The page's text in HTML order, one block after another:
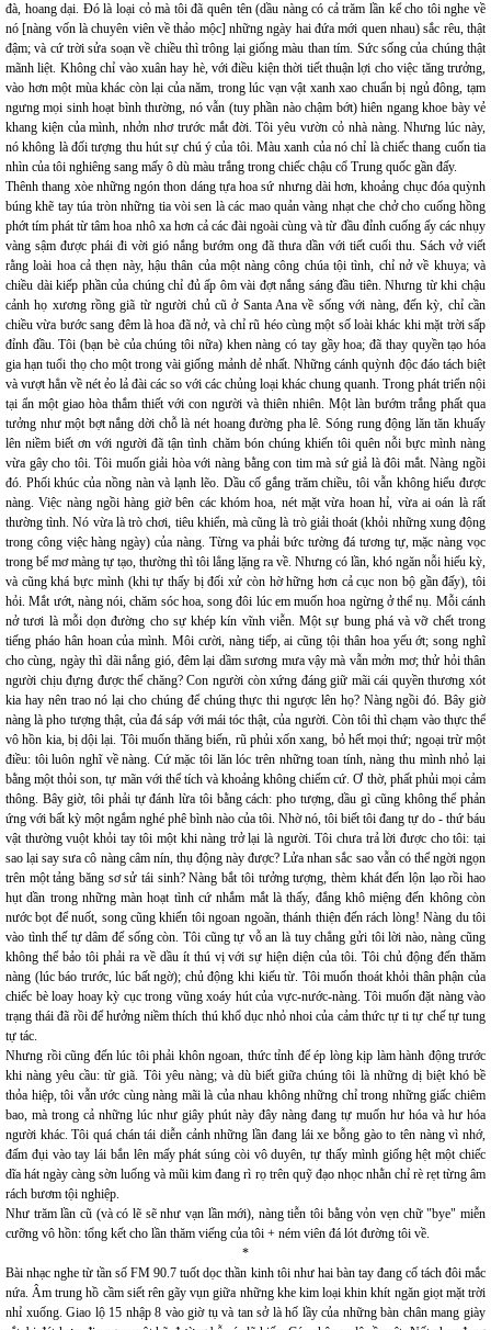
đà, hoang dại. Đó là loại cỏ mà tôi đã quên tên (dầu nàng có cả trăm lần kể cho tôi nghe về
nó [nàng vốn là chuyên viên về thảo mộc] những ngày hai đứa mới quen nhau) sắc rêu, thật
đậm; và cứ trời sửa soạn về chiều thì trông lại giống màu than tím. Sức sống của chúng thật
mãnh liệt. Không chỉ vào xuân hay hè, với điều kiện thời tiết thuận lợi cho việc tăng trưởng,
vào hơn một mùa khác còn lại của năm, trong lúc vạn vật xanh xao chuẩn bị ngủ đông, tạm
ngưng mọi sinh hoạt bình thường, nó vẫn (tuy phần nào chậm bớt) hiên ngang khoe bày vẻ
khang kiện của mình, nhởn nhơ trước mắt đời. Tôi yêu vườn cỏ nhà nàng. Nhưng lúc này,
nó không là đối tượng thu hút sự chú ý của tôi. Màu xanh của nó chỉ là chiếc thang cuốn tia
nhìn của tôi nghiêng sang mấy ô dù màu trắng trong chiếc chậu cổ Trung quốc gần đấy.
Thênh thang xòe những ngón thon dáng tựa hoa sứ nhưng dài hơn, khoảng chục đóa quỳnh
búng khẽ tay túa tròn những tia vòi sen là các mao quản vàng nhạt che chở cho cuống hồng
phớt tím phát từ tâm hoa nhô xa hơn cả các đài ngoài cùng và từ đầu đỉnh cuống ấy các nhụy
vàng sậm được phái đi vời gió nắng bướm ong đã thưa dần với tiết cuối thu. Sách vở viết
rằng loài hoa cả thẹn này, hậu thân của một nàng công chúa tội tình, chỉ nở về khuya; và
chiều dài kiếp phần của chúng chỉ đủ ấp ôm vài đợt nắng sáng đầu tiên. Nhưng từ khi chậu
cảnh họ xương rồng giã từ người chủ cũ ở Santa Ana về sống với nàng, đến kỳ, chỉ cần
chiều vừa bước sang đêm là hoa đã nở, và chỉ rũ héo cùng một số loài khác khi mặt trời sấp
đỉnh đầu. Tôi (bạn bè của chúng tôi nữa) khen nàng có tay gầy hoa; đã thay quyền tạo hóa
gia hạn tuổi thọ cho một trong vài giống mảnh dẻ nhất. Những cánh quỳnh độc đáo tách biệt
và vượt hẳn về nét ẻo lả đài các so với các chủng loại khác chung quanh. Trong phát triển nội
tại ẩn một giao hòa thắm thiết với con người và thiên nhiên. Một làn bướm trắng phất qua
tưởng như một bợt nắng dời chỗ là nét hoang đường pha lê. Sóng rung động lăn tăn khuấy
lên niềm biết ơn với người đã tận tình chăm bón chúng khiến tôi quên nỗi bực mình nàng
vừa gây cho tôi. Tôi muốn giải hòa với nàng bằng con tim mà sứ giả là đôi mắt. Nàng ngồi
đó. Phối khúc của nồng nàn và lạnh lẽo. Dầu cố gắng trăm chiều, tôi vẫn không hiểu được
nàng. Việc nàng ngồi hàng giờ bên các khóm hoa, nét mặt vừa hoan hỉ, vừa ai oán là rất
thường tình. Nó vừa là trò chơi, tiêu khiển, mà cũng là trò giải thoát (khỏi những xung động
trong công việc hàng ngày) của nàng. Từng va phải bức tường đá tương tự, mặc nàng vọc
trong bể mơ màng tự tạo, thường thì tôi lẳng lặng ra về. Nhưng có lần, khó ngăn nỗi hiếu kỳ,
và cũng khá bực mình (khi tự thấy bị đối xử còn hờ hững hơn cả cục non bộ gần đấy), tôi
hỏi. Mắt ướt, nàng nói, chăm sóc hoa, song đôi lúc em muốn hoa ngừng ở thể nụ. Mỗi cánh
nở tươi là mỗi dọn đường cho sự khép kín vĩnh viễn. Một sự bung phá và vỡ chết trong
tiếng pháo hân hoan của mình. Môi cười, nàng tiếp, ai cũng tội thân hoa yếu ớt; song nghĩ
cho cùng, ngày thì dãi nắng gió, đêm lại dầm sương mưa vậy mà vẫn mởn mơ; thử hỏi thân
người chịu đựng được thế chăng? Con người còn xứng đáng giữ mãi cái quyền thương xót
kia hay nên trao nó lại cho chúng để chúng thực thi ngược lên họ? Nàng ngồi đó. Bây giờ
nàng là pho tượng thật, của đá sáp với mái tóc thật, của người. Còn tôi thì chạm vào thực thể
vô hồn kia, bị dội lại. Tôi muốn thăng biến, rũ phủi xốn xang, bỏ hết mọi thứ; ngoại trừ một
điều: tôi luôn nghĩ về nàng. Cứ mặc tôi lăn lóc trên những toan tính, nàng thu mình nhỏ lại
bằng một thỏi son, tự mãn với thể tích và khoảng không chiếm cứ. Ơ thờ, phất phủi mọi cảm
thông. Bây giờ, tôi phải tự đánh lừa tôi bằng cách: pho tượng, dầu gì cũng không thể phản
ứng với bất kỳ một ngắm nghé phê bình nào của tôi. Nhờ nó, tôi biết tôi đang tự do - thứ báu
vật thường vuột khỏi tay tôi một khi nàng trở lại là người. Tôi chưa trả lời được cho tôi: tại
sao lại say sưa cô nàng câm nín, thụ động này được? Lửa nhan sắc sao vẫn có thể ngời ngọn
trên một tảng băng sơ sử tái sinh? Nàng bắt tôi tưởng tượng, thèm khát đến lộn lạo rồi hao
hụt dần trong những màn hoạt tình cứ nhắm mắt là thấy, đắng khô miệng đến không còn
nước bọt để nuốt, song cũng khiến tôi ngoan ngoãn, thánh thiện đến rách lòng! Nàng du tôi
vào tình thế tự dâm để sống còn. Tôi cũng tự vỗ an là tuy chẳng gửi tôi lời nào, nàng cũng
không thể bảo tôi phải ra về dầu ít thú vị với sự hiện diện của tôi. Tôi chủ động đến thăm
nàng (lúc báo trước, lúc bất ngờ); chủ động khi kiếu từ. Tôi muốn thoát khỏi thân phận của
chiếc bè loay hoay kỳ cục trong vũng xoáy hút của vực-nước-nàng. Tôi muốn đặt nàng vào
trạng thái đã rồi để hưởng niềm thích thú khổ dục nhỏ nhoi của cảm thức tự ti tự chế tự tung
tự tác.
Nhưng rồi cũng đến lúc tôi phải khôn ngoan, thức tỉnh để ép lòng kịp làm hành động trước
khi nàng yêu cầu: từ giã. Tôi yêu nàng; và dù biết giữa chúng tôi là những dị biệt khó bề
thỏa hiệp, tôi vẫn ước cùng nàng mãi là của nhau không những chỉ trong những giấc chiêm
bao, mà trong cả những lúc như giây phút này đây nàng đang tự muốn hư hóa và hư hóa
người khác. Tôi quá chán tái diễn cảnh những lần đang lái xe bỗng gào to tên nàng vì nhớ,
đấm đụi vào tay lái bắn lên mấy phát súng còi vô duyên, tự thấy mình giống hệt một chiếc
dĩa hát ngày càng sờn luống và mũi kim đang rì rọ trên quỹ đạo nhọc nhằn chỉ rè rẹt từng âm
rách bươm tội nghiệp.
Như trăm lần cũ (và có lẽ sẽ như vạn lần mới), nàng tiễn tôi bằng vỏn vẹn chữ "bye" miễn
cưỡng vô hồn: tổng kết cho lần thăm viếng của tôi + ném viên đá lót đường tôi về.
*
Bài nhạc nghe từ tần số FM 90.7 tuốt dọc thần kinh tôi như hai bàn tay đang cố tách đôi mắc
nứa. Âm trung hồ cầm siết rên gãy vụn giữa những khe kim loại khin khít ngăn giọt mặt trời
nhỉ xuống. Giao lộ 15 nhập 8 vào giờ tụ và tan sở là hố lầy của những bàn chân mang giày